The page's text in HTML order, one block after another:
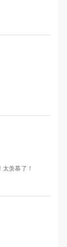
羡慕了！